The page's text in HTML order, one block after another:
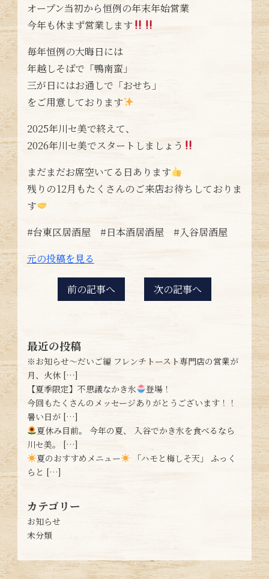
オープン当初から恒例の年末年始営業
今年も休まず営業します
毎年恒例の大晦日には
年越しそばで「鴨南蛮」
三が日にはお通しで「おせち」
をご用意しております
2025年川セ美で終えて、
2026年川セ美でスタートしましょう
まだまだお席空いてる日あります
残りの12月もたくさんのご来店お待ちしておりま
す
#台東区居酒屋 #日本酒居酒屋 #入谷居酒屋
元の投稿を見る
前の記事へ 次の記事へ
最近の投稿
※お知らせ〜だいご編 フレンチトースト専門店の営業が
月、火休 […]
【夏季限定】不思議なかき氷
登場！
今回もたくさんのメッセージありがとうございます！！
暑い日が […]
夏休み目前。 今年の夏、 入谷でかき氷を食べるなら
川セ美。 […]
夏のおすすめメニュー
「ハモと梅しそ天」 ふっく
らと […]
カテゴリー
お知らせ
未分類